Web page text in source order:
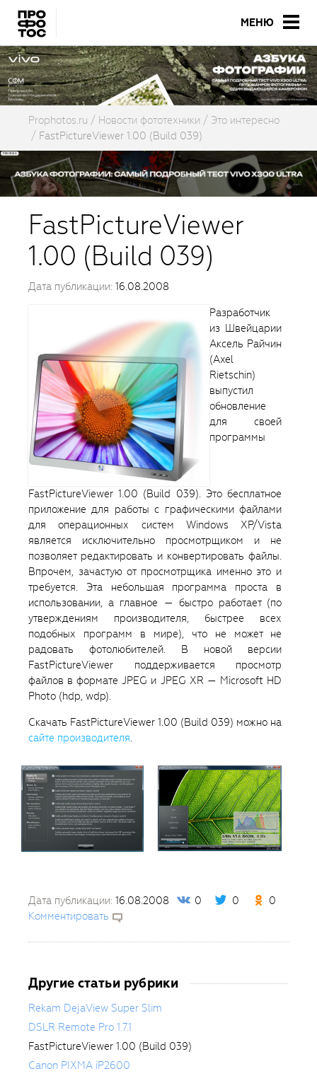
МЕНЮ
Prophotos.ru Новости фототехники
Это интересно
FastPictureViewer 1.00 (Build 039)
FastPictureViewer
1.00 (Build 039)
Дата публикации: 16.08.2008
Разработчик
из Швейцарии
Аксель Райчин
(Axel
Rietschin)
выпустил
обновление
для своей
программы
FastPictureViewer 1.00 (Build 039). Это бесплатное
приложение для работы с графическими файлами
для операционных систем Windows XP/Vista
является исключительно просмотрщиком и не
позволяет редактировать и конвертировать файлы.
Впрочем, зачастую от просмотрщика именно это и
требуется. Эта небольшая программа проста в
использовании, а главное — быстро работает (по
утверждениям производителя, быстрее всех
подобных программ в мире), что не может не
радовать фотолюбителей. В новой версии
FastPictureViewer поддерживается просмотр
файлов в формате JPEG и JPEG XR — Microsoft HD
Photo (hdp, wdp).
Скачать FastPictureViewer 1.00 (Build 039) можно на
сайте производителя.
Дата публикации: 16.08.2008 0 0
0
Комментировать
Другие статьи рубрики
Rekam DejaView Super Slim
DSLR Remote Pro 1.7.1
FastPictureViewer 1.00 (Build 039)
Canon PIXMA iP2600